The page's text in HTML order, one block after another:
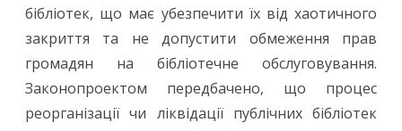
бібліотек, що має убезпечити їх від хаотичного
закриття та не допустити обмеження прав
громадян на бібліотечне обслуговування.
Законопроектом передбачено, що процес
реорганізації чи ліквідації публічних бібліотек